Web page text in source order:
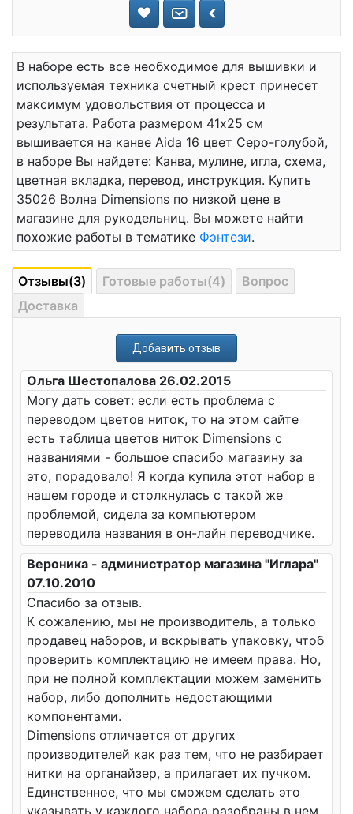
В наборе есть все необходимое для вышивки и
используемая техника счетный крест принесет
максимум удовольствия от процесса и
результата. Работа размером 41x25 см
вышивается на канве Aida 16 цвет Серо-голубой,
в наборе Вы найдете: Канва, мулине, игла, схема,
цветная вкладка, перевод, инструкция. Купить
35026 Волна Dimensions по низкой цене в
магазине для рукодельниц. Вы можете найти
похожие работы в тематике Фэнтези.
Отзывы(3) Готовые работы(4)
Вопрос
Доставка
Добавить отзыв
Ольга Шестопалова 26.02.2015
Могу дать совет: если есть проблема с
переводом цветов ниток, то на этом сайте
есть таблица цветов ниток Dimensions с
названиями - большое спасибо магазину за
это, порадовало! Я когда купила этот набор в
нашем городе и столкнулась с такой же
проблемой, сидела за компьютером
переводила названия в он-лайн переводчике.
Вероника - администратор магазина "Иглара"
07.10.2010
Спасибо за отзыв.
К сожалению, мы не производитель, а только
продавец наборов, и вскрывать упаковку, чтоб
проверить комплектацию не имеем права. Но,
при не полной комплектации можем заменить
набор, либо дополнить недостающими
компонентами.
Dimensions отличается от других
производителей как раз тем, что не разбирает
нитки на органайзер, а прилагает их пучком.
Единственное, что мы сможем сделать это
указывать у каждого набора разобраны в нем